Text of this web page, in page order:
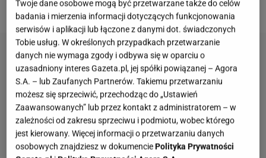
ROZWIĄŻ PSYCHOTEST
Twoje dane osobowe mogą być przetwarzane także do celów
badania i mierzenia informacji dotyczących funkcjonowania
serwisów i aplikacji lub łączone z danymi dot. świadczonych
Tobie usług. W określonych przypadkach przetwarzanie
danych nie wymaga zgody i odbywa się w oparciu o
uzasadniony interes Gazeta.pl, jej spółki powiązanej – Agora
S.A. – lub Zaufanych Partnerów. Takiemu przetwarzaniu
możesz się sprzeciwić, przechodząc do „Ustawień
Zaawansowanych” lub przez kontakt z administratorem – w
zależności od zakresu sprzeciwu i podmiotu, wobec którego
jest kierowany. Więcej informacji o przetwarzaniu danych
osobowych znajdziesz w dokumencie Polityka Prywatności